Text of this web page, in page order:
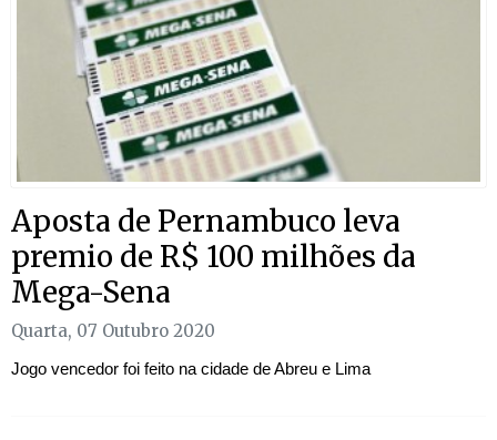
Aposta de Pernambuco leva
premio de R$ 100 milhões da
Mega-Sena
Quarta, 07 Outubro 2020
Jogo vencedor foi feito na cidade de Abreu e Lima